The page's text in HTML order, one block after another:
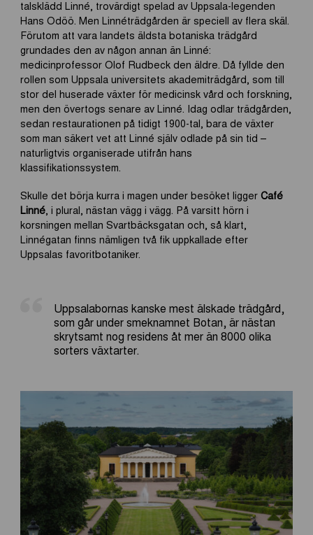
talsklädd Linné, trovärdigt spelad av Uppsala-legenden
Hans Odöö. Men Linnéträdgården är speciell av flera skäl.
Förutom att vara landets äldsta botaniska trädgård
grundades den av någon annan än Linné:
medicinprofessor Olof Rudbeck den äldre. Då fyllde den
rollen som Uppsala universitets akademiträdgård, som till
stor del huserade växter för medicinsk vård och forskning,
men den övertogs senare av Linné. Idag odlar trädgården,
sedan restaurationen på tidigt 1900-tal, bara de växter
som man säkert vet att Linné själv odlade på sin tid –
naturligtvis organiserade utifrån hans
klassifikationssystem.
Skulle det börja kurra i magen under besöket liggerCafé
Linné, i plural, nästan vägg i vägg. På varsitt hörn i
korsningen mellan Svartbäcksgatan och, så klart,
Linnégatan finns nämligen två fik uppkallade efter
Uppsalas favoritbotaniker.
Uppsalabornas kanske mest älskade trädgård,
som går under smeknamnet Botan, är nästan
skrytsamt nog residens åt mer än 8000 olika
sorters växtarter.